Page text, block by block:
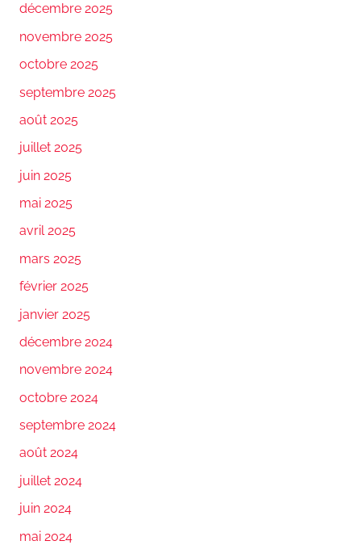
décembre 2025
novembre 2025
octobre 2025
septembre 2025
août 2025
juillet 2025
juin 2025
mai 2025
avril 2025
mars 2025
février 2025
janvier 2025
décembre 2024
novembre 2024
octobre 2024
septembre 2024
août 2024
juillet 2024
juin 2024
mai 2024